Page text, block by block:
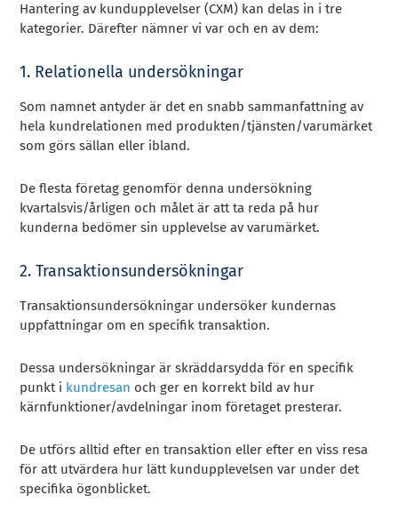
Hantering av kundupplevelser (CXM) kan delas in i tre
kategorier. Därefter nämner vi var och en av dem:
1. Relationella undersökningar
Som namnet antyder är det en snabb sammanfattning av
hela kundrelationen med produkten/tjänsten/varumärket
som görs sällan eller ibland.
De flesta företag genomför denna undersökning
kvartalsvis/årligen och målet är att ta reda på hur
kunderna bedömer sin upplevelse av varumärket.
2. Transaktionsundersökningar
Transaktionsundersökningar undersöker kundernas
uppfattningar om en specifik transaktion.
Dessa undersökningar är skräddarsydda för en specifik
punkt i kundresan och ger en korrekt bild av hur
kärnfunktioner/avdelningar inom företaget presterar.
De utförs alltid efter en transaktion eller efter en viss resa
för att utvärdera hur lätt kundupplevelsen var under det
specifika ögonblicket.